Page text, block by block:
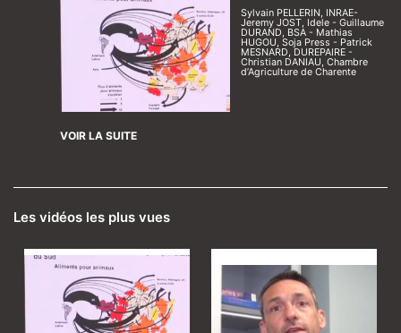
Sylvain PELLERIN, INRAE-
Jeremy JOST, Idele - Guillaume
DURAND, BSA - Mathias
HUGOU, Soja Press - Patrick
MESNARD, DUREPAIRE -
Christian DANIAU, Chambre
d’Agriculture de Charente
VOIR LA SUITE
Les vidéos les plus vues